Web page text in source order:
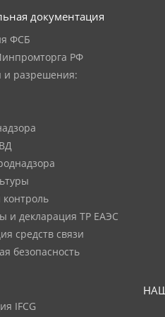
документация
ФСБ
РФ
и разрешения:
и декларация ТР ЕАЭС
средств связи
безопасность
IFCG